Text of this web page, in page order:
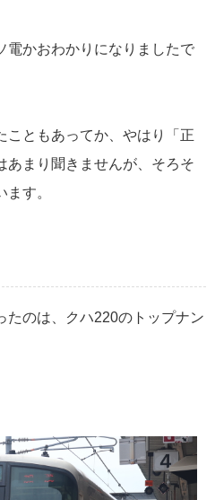
電かおわかりになりましたで
こともあってか、やはり「正
あまり聞きませんが、そろそ
す。
たのは、クハ220のトップナン